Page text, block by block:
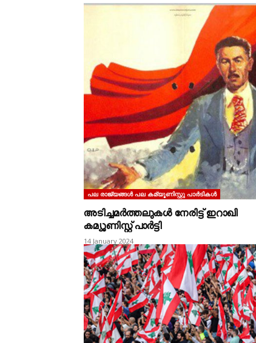
പല രാജ്യങ്ങള്‍ പല കമ്യൂണിസ്റ്റു പാര്‍ടികള്‍
അടിച്ചമർത്തലുകൾ നേരിട്ട് ഇറാഖി
കമ്യൂണിസ്റ്റ് പാർട്ടി
14 January 2024